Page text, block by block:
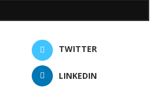
TWITTER
LINKEDIN